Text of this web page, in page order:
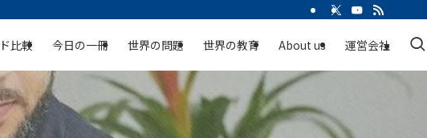
比較 今日の一冊 世界の問題 世界の教育 About us 運営会社